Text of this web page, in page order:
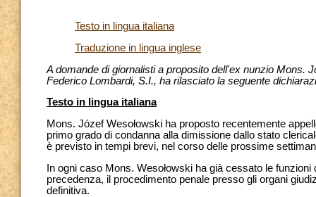
Testo in lingua italiana
Traduzione in lingua inglese
A domande di giornalisti a proposito dell'ex nunzio Mons.
Federico Lombardi, S.I., ha rilasciato la seguente
Testo in lingua italiana
Mons. Józef Wesołowski ha proposto recentemente
primo grado di condanna alla dimissione dallo stato
è previsto in tempi brevi, nel corso delle prossime
In ogni caso Mons. Wesołowski ha già cessato le
precedenza, il procedimento penale presso gli organi
definitiva.